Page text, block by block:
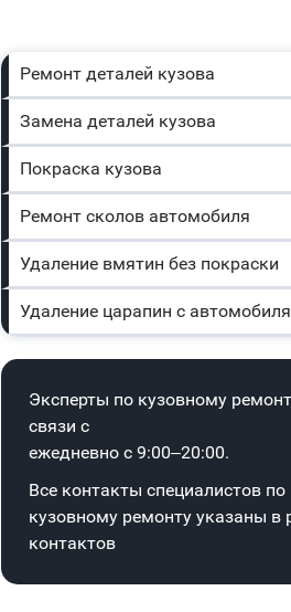
Ремонт деталей кузова
Замена деталей кузова
Покраска кузова
Ремонт сколов автомобиля
Удаление вмятин без покраски
Удаление царапин с автомобиля
Эксперты по кузовному
связи с
ежедневно с 9:00–20:00.
Все контакты специалистов по
кузовному ремонту указаны в
контактов